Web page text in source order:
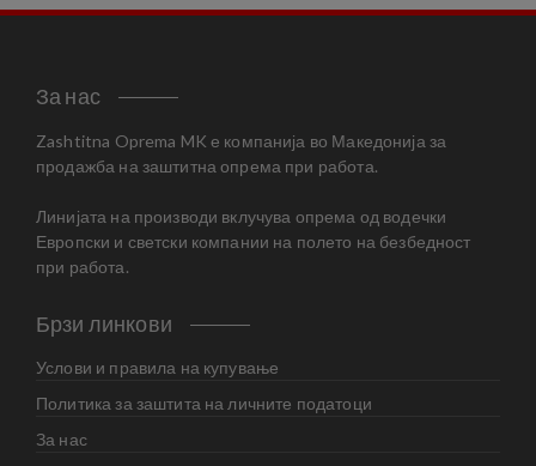
За нас
Zashtitna Oprema MK е компанија во Македонија за
продажба на заштитна опрема при работа.
Линијата на производи вклучува опрема од водечки
Европски и светски компании на полето на безбедност
при работа.
Брзи линкови
Услови и правила на купување
Политика за заштита на личните податоци
За нас